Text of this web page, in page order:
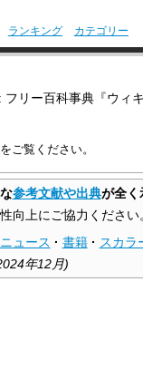
ランキング カテゴリー
フリー百科事典『ウィ
ご覧ください。
な参考文献や出典が全く
向上にご協力ください
ニュース · 書籍 · スカラ
年12月)